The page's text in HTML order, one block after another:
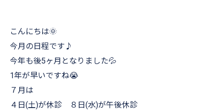
こんにちは🌞
今月の日程です♪
今年も後5ヶ月となりました💦
1年が早いですね😭
７月は
４日(土)が休診 ８日(水)が午後休診